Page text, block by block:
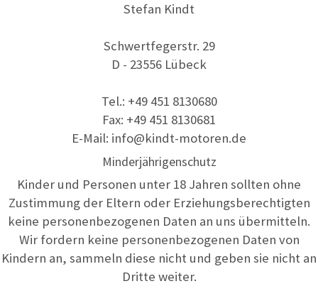
Stefan Kindt
Schwertfegerstr. 29
D - 23556 Lübeck
Tel.: +49 451 8130680
Fax: +49 451 8130681
E-Mail: info@kindt-motoren.de
Minderjährigenschutz
Kinder und Personen unter 18 Jahren sollten ohne
Zustimmung der Eltern oder Erziehungsberechtigten
keine personenbezogenen Daten an uns übermitteln.
Wir fordern keine personenbezogenen Daten von
Kindern an, sammeln diese nicht und geben sie nicht an
Dritte weiter.